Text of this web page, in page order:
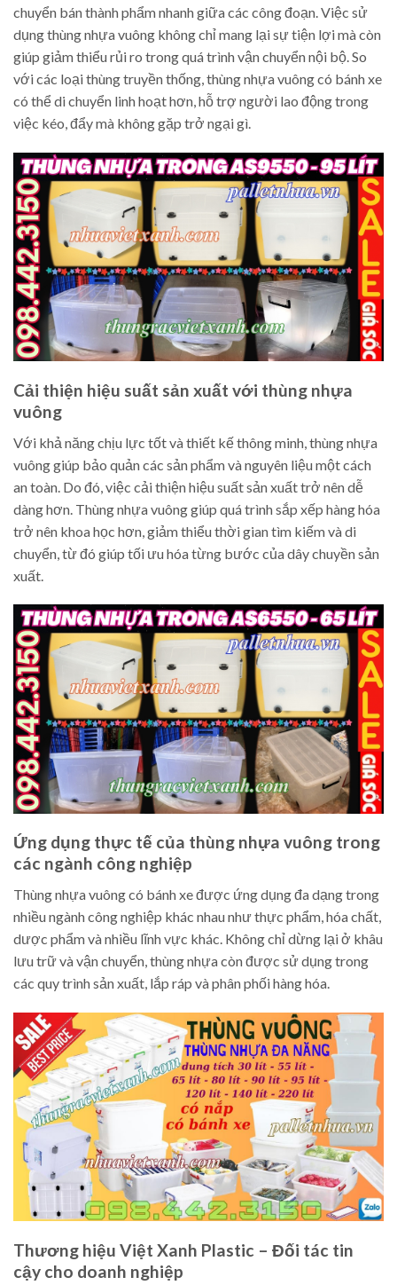
chuyển bán thành phẩm nhanh giữa các công đoạn. Việc sử
dụng thùng nhựa vuông không chỉ mang lại sự tiện lợi mà còn
giúp giảm thiểu rủi ro trong quá trình vận chuyển nội bộ. So
với các loại thùng truyền thống, thùng nhựa vuông có bánh xe
có thể di chuyển linh hoạt hơn, hỗ trợ người lao động trong
việc kéo, đẩy mà không gặp trở ngại gì.
Cải thiện hiệu suất sản xuất với thùng nhựa
vuông
Với khả năng chịu lực tốt và thiết kế thông minh, thùng nhựa
vuông giúp bảo quản các sản phẩm và nguyên liệu một cách
an toàn. Do đó, việc cải thiện hiệu suất sản xuất trở nên dễ
dàng hơn. Thùng nhựa vuông giúp quá trình sắp xếp hàng hóa
trở nên khoa học hơn, giảm thiểu thời gian tìm kiếm và di
chuyển, từ đó giúp tối ưu hóa từng bước của dây chuyền sản
xuất.
Ứng dụng thực tế của thùng nhựa vuông trong
các ngành công nghiệp
Thùng nhựa vuông có bánh xe được ứng dụng đa dạng trong
nhiều ngành công nghiệp khác nhau như thực phẩm, hóa chất,
dược phẩm và nhiều lĩnh vực khác. Không chỉ dừng lại ở khâu
lưu trữ và vận chuyển, thùng nhựa còn được sử dụng trong
các quy trình sản xuất, lắp ráp và phân phối hàng hóa.
Thương hiệu Việt Xanh Plastic – Đối tác tin
cậy cho doanh nghiệp